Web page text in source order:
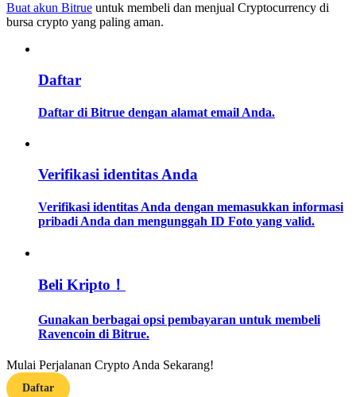
Memandu
Strategi perdagangan
Menghasilkan
Buat akun Bitrue untuk membeli dan menjual Cryptocurrency di
bursa crypto yang paling aman.
Daftar
Daftar di Bitrue dengan alamat email Anda.
Verifikasi identitas Anda
Verifikasi identitas Anda dengan memasukkan informasi
pribadi Anda dan mengunggah ID Foto yang valid.
Beli Kripto！
Gunakan berbagai opsi pembayaran untuk membeli
Ravencoin di Bitrue.
Mulai Perjalanan Crypto Anda Sekarang!
Daftar